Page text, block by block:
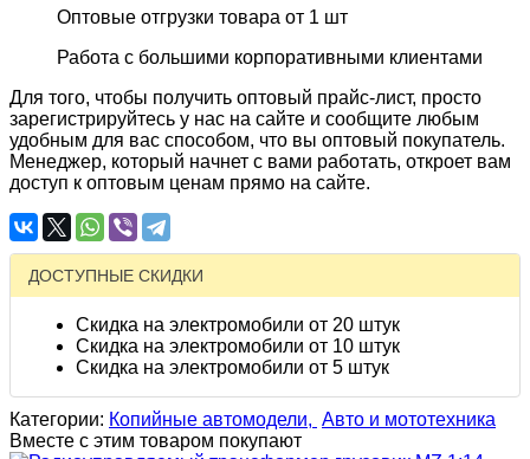
Оптовые отгрузки товара от 1 шт
Работа с большими корпоративными клиентами
Для того, чтобы получить оптовый прайс-лист, просто
зарегистрируйтесь у нас на сайте и сообщите любым
удобным для вас способом, что вы оптовый покупатель.
Менеджер, который начнет с вами работать, откроет вам
доступ к оптовым ценам прямо на сайте.
ДОСТУПНЫЕ СКИДКИ
Скидка на электромобили от 20 штук
Скидка на электромобили от 10 штук
Скидка на электромобили от 5 штук
Категории: Копийные автомодели, Авто и мототехника
Вместе с этим товаром покупают